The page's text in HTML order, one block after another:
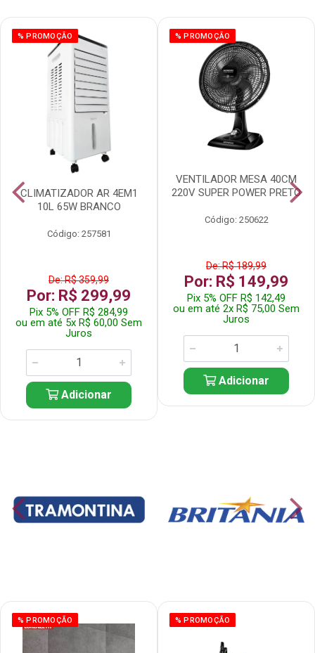
% PROMOÇÃO
CLIMATIZADOR AR 4EM1
10L 65W BRANCO
Código: 257581
De: R$ 359,99
Por: R$ 299,99
Pix 5% OFF R$ 284,99
ou em até 5x R$ 60,00 Sem
Juros
Adicionar
% PROMOÇÃO
VENTILADOR MESA 40CM
220V SUPER POWER PRETO
Código: 250622
De: R$ 189,99
Por: R$ 149,99
Pix 5% OFF R$ 142,49
ou em até 2x R$ 75,00 Sem
Juros
Adicionar
% PROMOÇÃO % PROMOÇÃO